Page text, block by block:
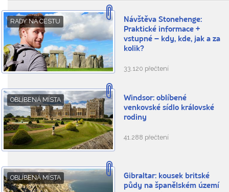
RADY NA CESTU
Návštěva Stonehenge:
Praktické informace +
vstupné – kdy, kde, jak a za
kolik?
33.120 přečtení
OBLÍBENÁ MÍSTA
Windsor: oblíbené
venkovské sídlo královské
rodiny
41.288 přečtení
OBLÍBENÁ MÍSTA
Gibraltar: kousek britské
půdy na španělském území